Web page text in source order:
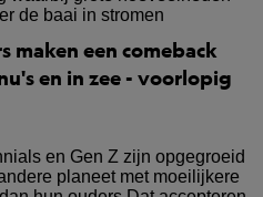
maken een comeback
en in zee - voorlopig